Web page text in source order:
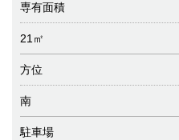
専有面積
21㎡
方位
南
駐車場